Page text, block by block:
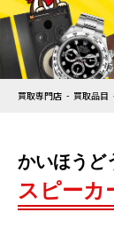
買取専門店 買取品目
かいほうど
スピーカ